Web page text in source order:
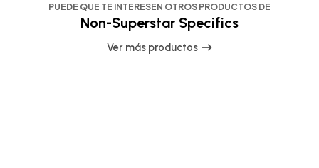
PUEDE QUE TE INTERESEN OTROS PRODUCTOS DE
Non-Superstar Specifics
Ver más productos